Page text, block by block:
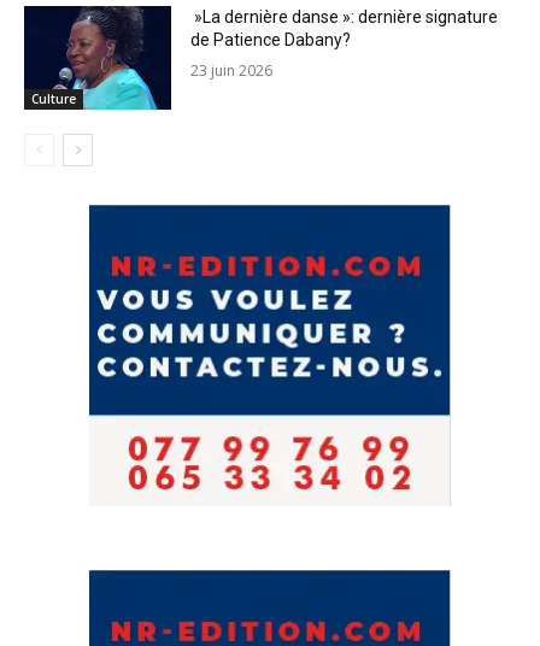
Culture
»La dernière danse »: dernière signature
de Patience Dabany?
23 juin 2026